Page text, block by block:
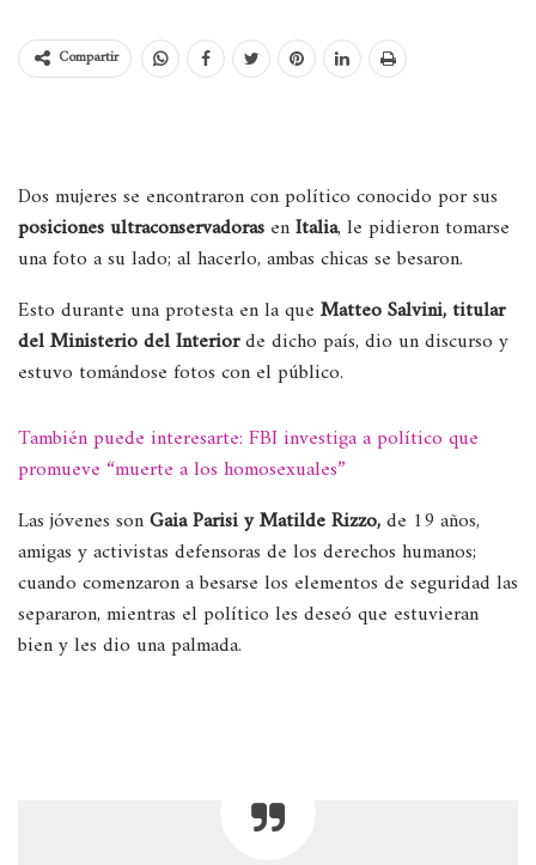
Compartir
Dos mujeres se encontraron con político conocido por sus
posiciones ultraconservadoras enItalia, le pidieron tomarse
una foto a su lado; al hacerlo, ambas chicas se besaron.
Esto durante una protesta en la que Matteo Salvini, titular
del Ministerio del Interiorde dicho país, dio un discurso y
estuvo tomándose fotos con el público.
También puede interesarte: FBI investiga a político que
promueve “muerte a los homosexuales”
Las jóvenes sonGaia Parisi y Matilde Rizzo,de 19 años,
amigas y activistas defensoras de los derechos humanos;
cuando comenzaron a besarse los elementos de seguridad las
separaron, mientras el político les deseó que estuvieran
bien y les dio una palmada.